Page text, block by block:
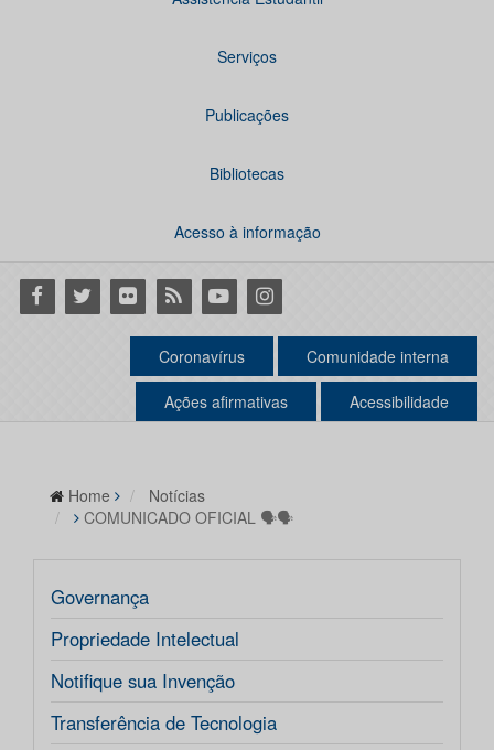
Serviços
Publicações
Bibliotecas
Acesso à informação
Facebook
Twitter Flickr RSS YoutubeInstagram
Coronavírus Comunidade interna
Ações afirmativas Acessibilidade
Home
Notícias
COMUNICADO OFICIAL 🗣🗣
Governança
Propriedade Intelectual
Notifique sua Invenção
Transferência de Tecnologia